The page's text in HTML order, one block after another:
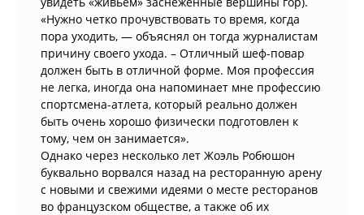
«Нужно четко прочувствовать то время, когда
пора уходить, — объяснял он тогда журналистам
причину своего ухода. – Отличный шеф-повар
должен быть в отличной форме. Моя профессия
не легка, иногда она напоминает мне профессию
спортсмена-атлета, который реально должен
быть очень хорошо физически подготовлен к
тому, чем он занимается».
Однако через несколько лет Жоэль Робюшон
буквально ворвался назад на ресторанную арену
с новыми и свежими идеями о месте ресторанов
во французском обществе, а также об их